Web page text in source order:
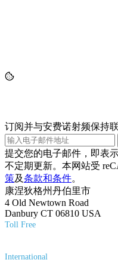
订阅并与安费诺射频保持
提交您的电子邮件，即表
不定期更新。本网站受
策及条款和条件。
康涅狄格州丹伯里市
4 Old Newtown Road
Danbury CT 06810 USA
Toll Free
International